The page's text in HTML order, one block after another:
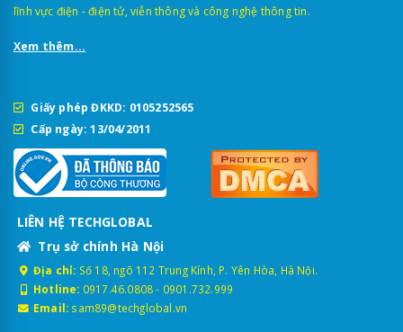
lĩnh vực điện - điện tử, viễn thông và công nghệ thông tin.
Xem thêm...
Giấy phép ĐKKD: 0105252565
Cấp ngày: 13/04/2011
LIÊN HỆ TECHGLOBAL
Trụ sở chính Hà Nội
Địa chỉ: Số 18, ngõ 112 Trung Kính, P. Yên Hòa, Hà Nội.
Hotline: 0917.46.0808- 0901.732.999
Email: sam89@techglobal.vn